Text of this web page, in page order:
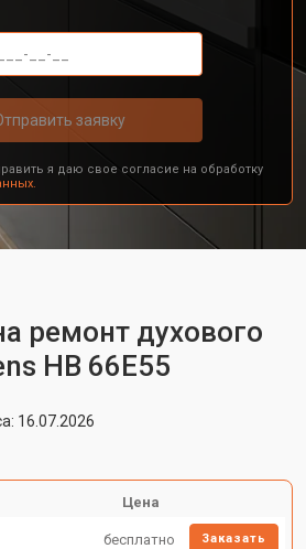
заявку
я даю свое согласие на обработку
ремонт духового
HB 66E55
16.07.2026
Цена
бесплатно Заказать